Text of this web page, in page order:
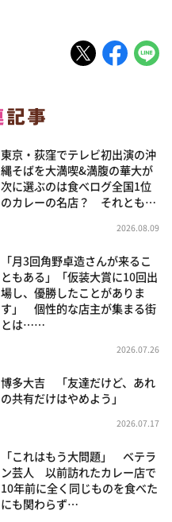
東京・荻窪でテレビ初出演の沖
縄そばを大満喫&満腹の華大が
次に選ぶのは食べログ全国1位
のカレーの名店？ それとも…
2026.08.09
「月3回角野卓造さんが来るこ
ともある」「仮装大賞に10回出
場し、優勝したことがありま
す」 個性的な店主が集まる街
とは……
2026.07.26
博多大吉 「友達だけど、あれ
の共有だけはやめよう」
2026.07.17
「これはもう大問題」 ベテラ
ン芸人 以前訪れたカレー店で
10年前に全く同じものを食べた
にも関わらず…